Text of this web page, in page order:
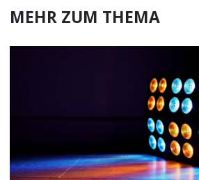
MEHR ZUM THEMA